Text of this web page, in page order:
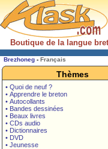
Boutique de la langue
Brezhoneg - Français
Thèmes
• Quoi de neuf ?
• Apprendre le breton
• Autocollants
• Bandes dessinées
• Beaux livres
• CDs audio
• Dictionnaires
• DVD
• Jeunesse